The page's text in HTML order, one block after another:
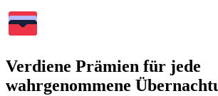
Verdiene Prämien für jede
wahrgenommene